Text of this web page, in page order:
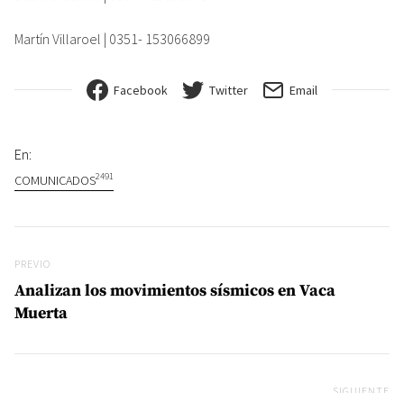
Martín Villaroel | 0351- 153066899
Facebook Twitter Email
En:
COMUNICADOS2491
Previo
PREVIO
Analizan los movimientos sísmicos en Vaca
Muerta